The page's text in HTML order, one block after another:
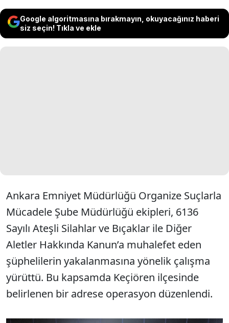
Google algoritmasına bırakmayın, okuyacağınız haberi
siz seçin! Tıkla ve ekle
Ankara Emniyet Müdürlüğü Organize Suçlarla
Mücadele Şube Müdürlüğü ekipleri, 6136
Sayılı Ateşli Silahlar ve Bıçaklar ile Diğer
Aletler Hakkında Kanun’a muhalefet eden
şüphelilerin yakalanmasına yönelik çalışma
yürüttü. Bu kapsamda Keçiören ilçesinde
belirlenen bir adrese operasyon düzenlendi.